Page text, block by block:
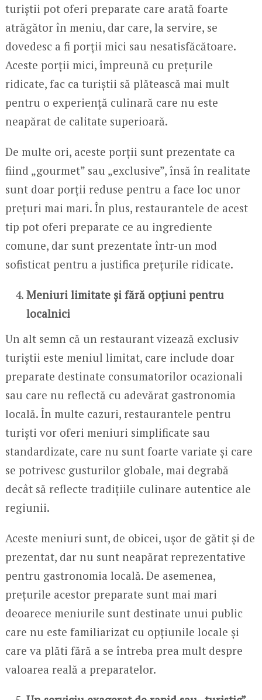
turiștii pot oferi preparate care arată foarte
atrăgător în meniu, dar care, la servire, se
dovedesc a fi porții mici sau nesatisfăcătoare.
Aceste porții mici, împreună cu prețurile
ridicate, fac ca turiștii să plătească mai mult
pentru o experiență culinară care nu este
neapărat de calitate superioară.
De multe ori, aceste porții sunt prezentate ca
fiind „gourmet” sau „exclusive”, însă în realitate
sunt doar porții reduse pentru a face loc unor
prețuri mai mari. În plus, restaurantele de acest
tip pot oferi preparate ce au ingrediente
comune, dar sunt prezentate într-un mod
sofisticat pentru a justifica prețurile ridicate.
Meniuri limitate și fără opțiuni pentru
localnici
Un alt semn că un restaurant vizează exclusiv
turiștii este meniul limitat, care include doar
preparate destinate consumatorilor ocazionali
sau care nu reflectă cu adevărat gastronomia
locală. În multe cazuri, restaurantele pentru
turiști vor oferi meniuri simplificate sau
standardizate, care nu sunt foarte variate și care
se potrivesc gusturilor globale, mai degrabă
decât să reflecte tradițiile culinare autentice ale
regiunii.
Aceste meniuri sunt, de obicei, ușor de gătit și de
prezentat, dar nu sunt neapărat reprezentative
pentru gastronomia locală. De asemenea,
prețurile acestor preparate sunt mai mari
deoarece meniurile sunt destinate unui public
care nu este familiarizat cu opțiunile locale și
care va plăti fără a se întreba prea mult despre
valoarea reală a preparatelor.